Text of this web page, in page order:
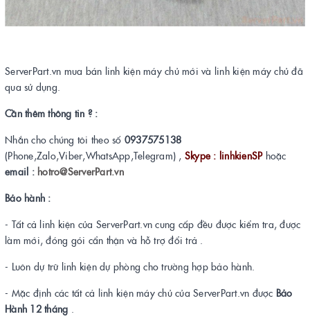
ServerPart.vn mua bán linh kiện máy chủ mới và linh kiện máy chủ đã
qua sử dụng.
Cần thêm thông tin ? :
Nhắn cho chúng tôi theo số 0937575138
(Phone,Zalo,Viber,WhatsApp,Telegram) , Skype : linhkienSPhoặc
email : hotro@ServerPart.vn
Bảo hành :
- Tất cả linh kiện của ServerPart.vn cung cấp đều được kiểm tra, được
làm mới, đóng gói cẩn thận và hỗ trợ đổi trả .
- Luôn dự trữ linh kiện dự phòng cho trường hợp bảo hành.
- Mặc định các tất cả linh kiện máy chủ của ServerPart.vn được Bảo
Hành 12 tháng .